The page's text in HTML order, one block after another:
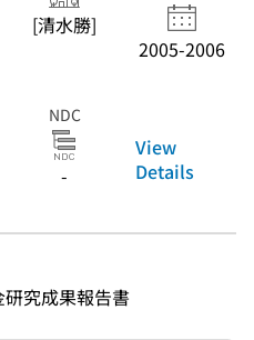
[清水勝]
2005-2006
NDC
-
View
Details
究成果報告書